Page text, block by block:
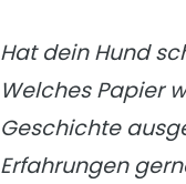
Hat dein Hund
Welches Papier
Geschichte
Erfahrungen